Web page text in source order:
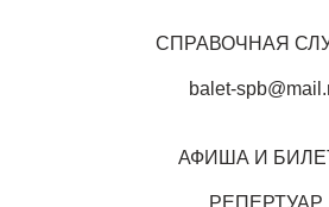
АФИША И
РЕПЕРТУАР
СПРАВОЧНАЯ
balet-